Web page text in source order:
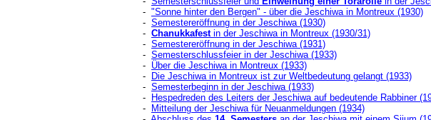
- "Sonne hinter den Bergen" - über die Jeschiwa in Montreux (1930)
- Semestereröffnung in der Jeschiwa (1930)
- Chanukkafestin der Jeschiwa in Montreux (1930/31)
- Semestereröffnung in der Jeschiwa (1931)
- Semesterschlussfeier in der Jeschiwa (1933)
- Über die Jeschiwa in Montreux (1933)
-
Die Jeschiwa in Montreux ist zur Weltbedeutung gelangt (1933)
- Semesterbeginn in der Jeschiwa (1933)
-
Hespedreden des Leiters der Jeschiwa auf bedeutende Rabbiner
-
Mitteilung der Jeschiwa für Neuanmeldungen (1934)